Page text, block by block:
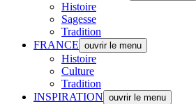
Histoire
Sagesse
Tradition
FRANCE ouvrir le menu
Histoire
Culture
Tradition
INSPIRATION ouvrir le menu